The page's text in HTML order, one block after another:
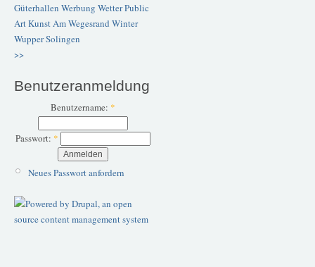
Güterhallen Werbung WetterPublic
ArtKunstAm Wegesrand Winter
WupperSolingen
>>
Benutzeranmeldung
Benutzername: *
Passwort: *
Neues Passwort anfordern